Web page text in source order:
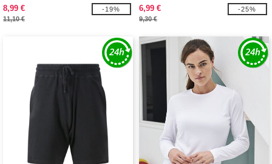
8,99 €
11,10 €
-19%
6,99 €
9,30 €
-25%